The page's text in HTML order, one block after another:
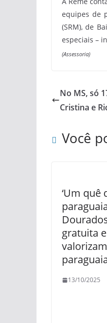
equipes de
(SRM), de
especiais –
(Assessoria)
No MS, só
Cristina e
Você
‘Um quê
gratuita
13/10/2025